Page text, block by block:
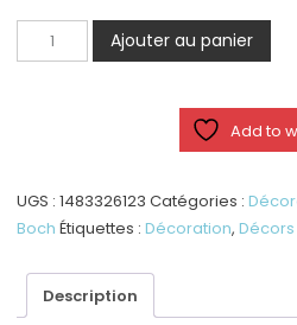
quantité
de
de
table
32
Ajouter au panier
Add to
UGS :1483326123 Catégories :
Boch Étiquettes :Décoration,
Description